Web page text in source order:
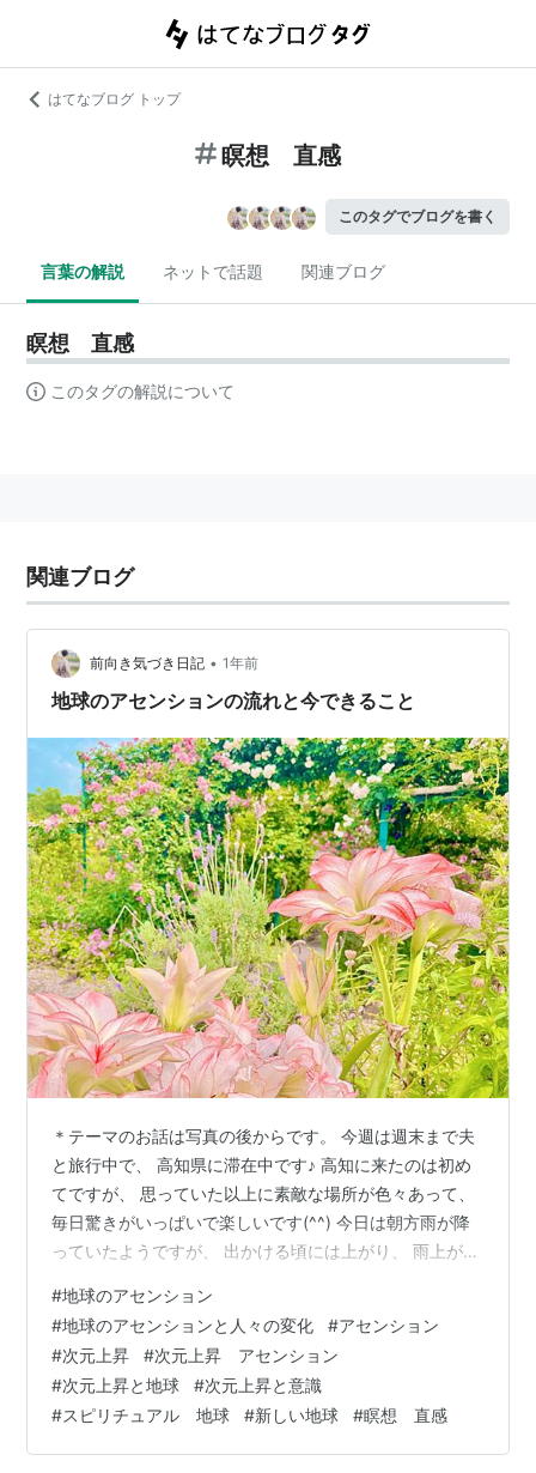
はてなブログ トップ
瞑想 直感
このタグでブログを書く
言葉の解説 ネットで話題 関連ブログ
瞑想 直感
このタグの解説について
関連ブログ
前向き気づき日記 • 1年前
地球のアセンションの流れと今できること
＊テーマのお話は写真の後からです。 今週は週末まで夫
と旅行中で、 高知県に滞在中です♪ 高知に来たのは初め
てですが、 思っていた以上に素敵な場所が色々あって、
毎日驚きがいっぱいで楽しいです(^^) 今日は朝方雨が降
っていたようですが、 出かける頃には上がり、 雨上がり
きました。 牧野植物園は、 高知出身で、2023年のNHK
の朝ドラの主人公になった 植物学者・牧野富太郎博士を
記念した、 山に溶け込むように作られたかなり広い植物
園です。 昨日も書きましたが、 私は旅先で植物園やハー
ブ園、ガーデンなどに行くのが好きで、 色んな場所で訪
れるのです…
#地球のアセンション
#地球のアセンションと人々の変化 #アセンション
#次元上昇 #次元上昇 アセンション
#次元上昇と地球 #次元上昇と意識
#スピリチュアル 地球 #新しい地球 #瞑想 直感